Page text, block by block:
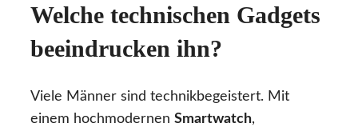
Welche technischen Gadgets
beeindrucken ihn?
Viele Männer sind technikbegeistert. Mit
einem hochmodernen Smartwatch,